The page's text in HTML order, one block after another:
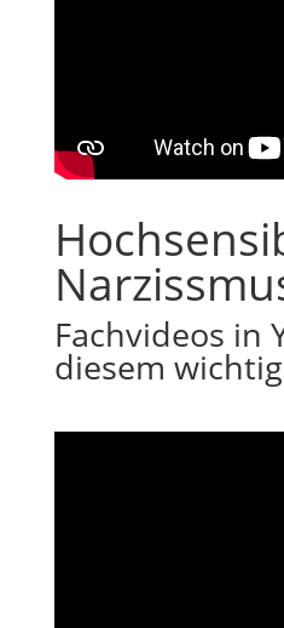
Fachvideos in
diesem